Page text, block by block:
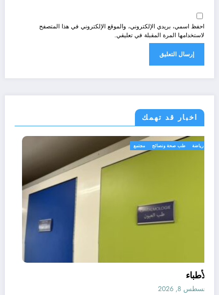
احفظ اسمي، بريدي الإلكتروني، والموقع الإلكتروني في هذا المتصفح
لاستخدامها المرة المقبلة في تعليقي.
اخبار قد تهمك
رياضة طب صحة ونصائح مجتمع
الأطباء
أغسطس 8, 2026